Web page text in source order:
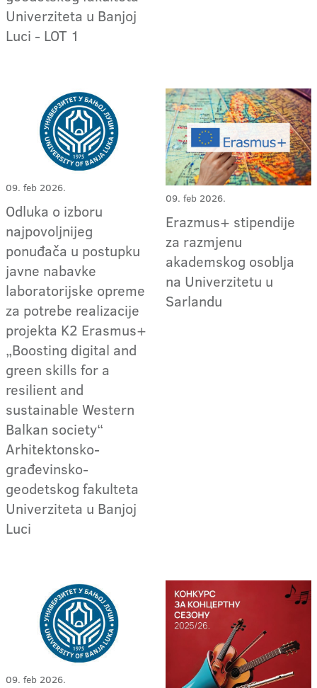
Univerziteta u Banjoj
Luci - LOT 1
09. feb 2026.
Odluka o izboru
najpovoljnijeg
ponuđača u postupku
javne nabavke
laboratorijske opreme
za potrebe realizacije
projekta K2 Erasmus+
„Boosting digital and
green skills for a
resilient and
sustainable Western
Balkan society“
Arhitektonsko-
građevinsko-
geodetskog fakulteta
Univerziteta u Banjoj
Luci
09. feb 2026.
Erazmus+ stipendije
za razmjenu
akademskog osoblja
na Univerzitetu u
Sarlandu
09. feb 2026.